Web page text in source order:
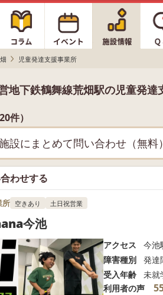
児童発達支援事業所
地下鉄鶴舞線荒畑駅の児童発達
件）
設にまとめて問い合わせ（無料）
わせする
所 空きあり 土日祝営業
今池
アクセス
今池
障害種別
発
受入年齢
未
利用者の声